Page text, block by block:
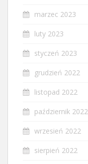
marzec 2023
luty 2023
styczeń 2023
grudzień 2022
listopad 2022
październik 2022
wrzesień 2022
sierpień 2022